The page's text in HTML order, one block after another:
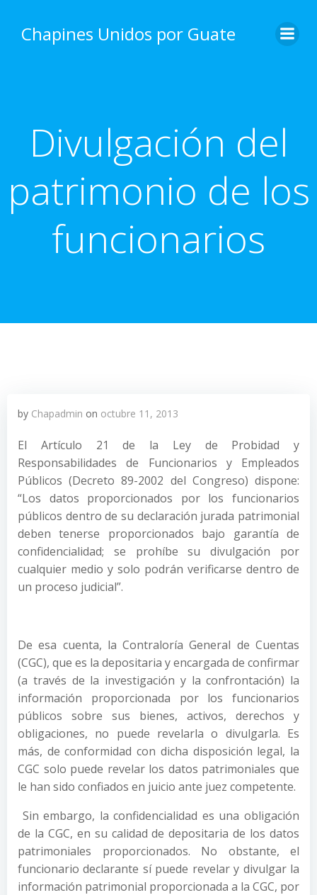
content
Chapines Unidos por Guate
Divulgación del
patrimonio de los
funcionarios
by Chapadmin on octubre 11, 2013
El Artículo 21 de la Ley de Probidad y
Responsabilidades de Funcionarios y Empleados
Públicos (Decreto 89-2002 del Congreso) dispone:
“Los datos proporcionados por los funcionarios
públicos dentro de su declaración jurada patrimonial
deben tenerse proporcionados bajo garantía de
confidencialidad; se prohíbe su divulgación por
cualquier medio y solo podrán verificarse dentro de
un proceso judicial”.
De esa cuenta, la Contraloría General de Cuentas
(CGC), que es la depositaria y encargada de confirmar
(a través de la investigación y la confrontación) la
información proporcionada por los funcionarios
públicos sobre sus bienes, activos, derechos y
obligaciones, no puede revelarla o divulgarla. Es
más, de conformidad con dicha disposición legal, la
CGC solo puede revelar los datos patrimoniales que
le han sido confiados en juicio ante juez competente.
Sin embargo, la confidencialidad es una obligación
de la CGC, en su calidad de depositaria de los datos
patrimoniales proporcionados. No obstante, el
funcionario declarante sí puede revelar y divulgar la
información patrimonial proporcionada a la CGC, por